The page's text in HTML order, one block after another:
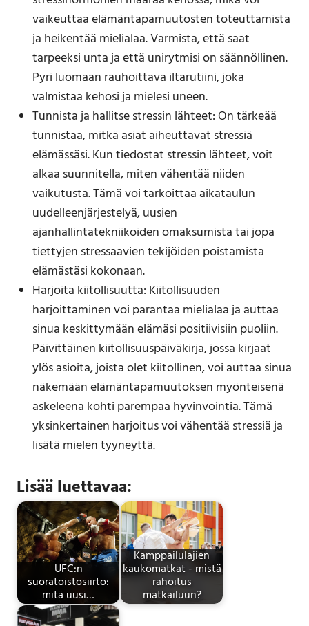
vaikeuttaa elämäntapamuutosten toteuttamista
ja heikentää mielialaa. Varmista, että saat
tarpeeksi unta ja että unirytmisi on säännöllinen.
Pyri luomaan rauhoittava iltarutiini, joka
valmistaa kehosi ja mielesi uneen.
Tunnista ja hallitse stressin lähteet: On tärkeää
tunnistaa, mitkä asiat aiheuttavat stressiä
elämässäsi. Kun tiedostat stressin lähteet, voit
alkaa suunnitella, miten vähentää niiden
vaikutusta. Tämä voi tarkoittaa aikataulun
uudelleenjärjestelyä, uusien
ajanhallintatekniikoiden omaksumista tai jopa
tiettyjen stressaavien tekijöiden poistamista
elämästäsi kokonaan.
Harjoita kiitollisuutta: Kiitollisuuden
harjoittaminen voi parantaa mielialaa ja auttaa
sinua keskittymään elämäsi positiivisiin puoliin.
Päivittäinen kiitollisuuspäiväkirja, jossa kirjaat
ylös asioita, joista olet kiitollinen, voi auttaa sinua
näkemään elämäntapamuutoksen myönteisenä
askeleena kohti parempaa hyvinvointia. Tämä
yksinkertainen harjoitus voi vähentää stressiä ja
lisätä mielen tyyneyttä.
Lisää luettavaa:
UFC:n
suoratoistosiirto:
mitä uusi…
Kamppailulajien
kaukomatkat - mistä
rahoitus
matkailuun?